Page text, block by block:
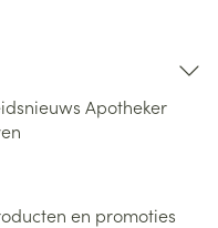
Apotheker
en promoties